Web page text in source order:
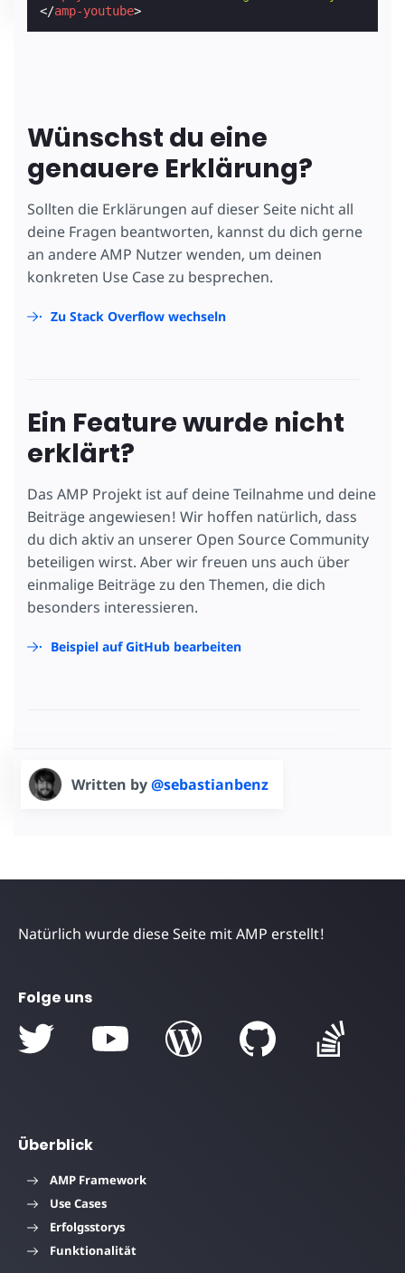
</amp-youtube>
Wünschst du eine
genauere Erklärung?
Sollten die Erklärungen auf dieser Seite nicht all
deine Fragen beantworten, kannst du dich gerne
an andere AMP Nutzer wenden, um deinen
konkreten Use Case zu besprechen.
Zu Stack Overflow wechseln
Ein Feature wurde nicht
erklärt?
Das AMP Projekt ist auf deine Teilnahme und deine
Beiträge angewiesen! Wir hoffen natürlich, dass
du dich aktiv an unserer Open Source Community
beteiligen wirst. Aber wir freuen uns auch über
einmalige Beiträge zu den Themen, die dich
besonders interessieren.
Beispiel auf GitHub bearbeiten
Written by@sebastianbenz
Natürlich wurde diese Seite mit AMP erstellt!
Folge uns
Überblick
AMP Framework
Use Cases
Erfolgsstorys
Funktionalität